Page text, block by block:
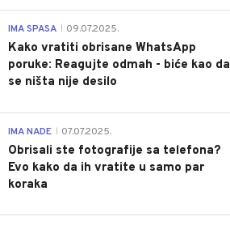
IMA SPASA 09.07.2025.
Kako vratiti obrisane WhatsApp
poruke: Reagujte odmah - biće kao da
se ništa nije desilo
IMA NADE 07.07.2025.
Obrisali ste fotografije sa telefona?
Evo kako da ih vratite u samo par
koraka